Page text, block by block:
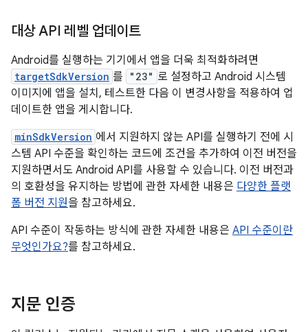
대상 API 레벨 업데이트
Android를 실행하는 기기에서 앱을 더욱 최적화하려면
targetSdkVersion 를 "23" 로 설정하고 Android 시스템
이미지에 앱을 설치, 테스트한 다음 이 변경사항을 적용하여 업
데이트한 앱을 게시합니다.
minSdkVersion 에서 지원하지 않는 API를 실행하기 전에 시
스템 API 수준을 확인하는 코드에 조건을 추가하여 이전 버전을
지원하면서도 Android API를 사용할 수 있습니다. 이전 버전과
의 호환성을 유지하는 방법에 관한 자세한 내용은 다양한 플랫
폼 버전 지원을 참고하세요.
API 수준이 작동하는 방식에 관한 자세한 내용은 API 수준이란
무엇인가요?를 참고하세요.
지문 인증